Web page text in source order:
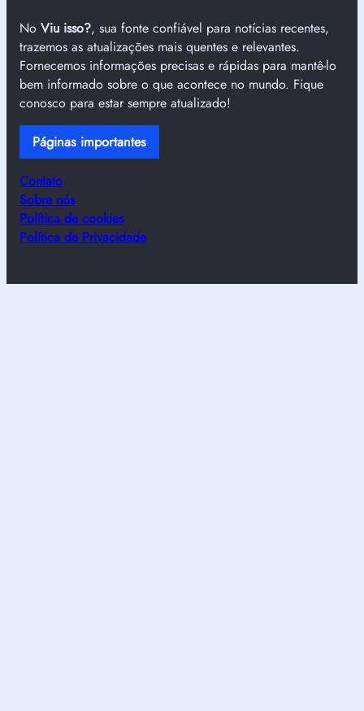
No Viu isso?, sua fonte confiável para notícias recentes,
trazemos as atualizações mais quentes e relevantes.
Fornecemos informações precisas e rápidas para mantê-lo
bem informado sobre o que acontece no mundo. Fique
conosco para estar sempre atualizado!
Páginas importantes
Contato
Sobre nós
Política de cookies
Política de Privacidade